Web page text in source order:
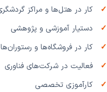
کار در هتل‌ها و مراکز
دستیار آموزشی و پژوهشی
کار در فروشگاه‌ها و رستوران‌ها
فعالیت در شرکت‌های فناوری
کارآموزی تخصصی